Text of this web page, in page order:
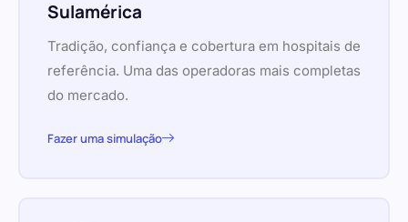
Sulamérica
Tradição, confiança e cobertura em hospitais de
referência. Uma das operadoras mais completas
do mercado.
Fazer uma simulação